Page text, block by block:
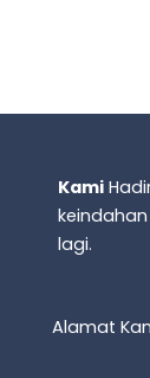
Kami
lagi.
Alamat